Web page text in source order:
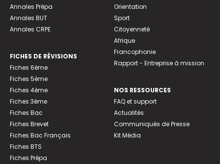
Annales Prépa
Annales BUT
Annales CRPE
FICHES DE RÉVISIONS
Fiches 6ème
Fiches 5ème
Fiches 4ème
Fiches 3ème
Fiches Bac
Fiches Brevet
Fiches Bac Français
Fiches BTS
Fiches Prépa
Orientation
Sport
Citoyenneté
Afrique
Francophonie
Rapport - Entreprise à mission
NOS RESSOURCES
FAQ et support
Actualités
Communiqués de Presse
Kit Média